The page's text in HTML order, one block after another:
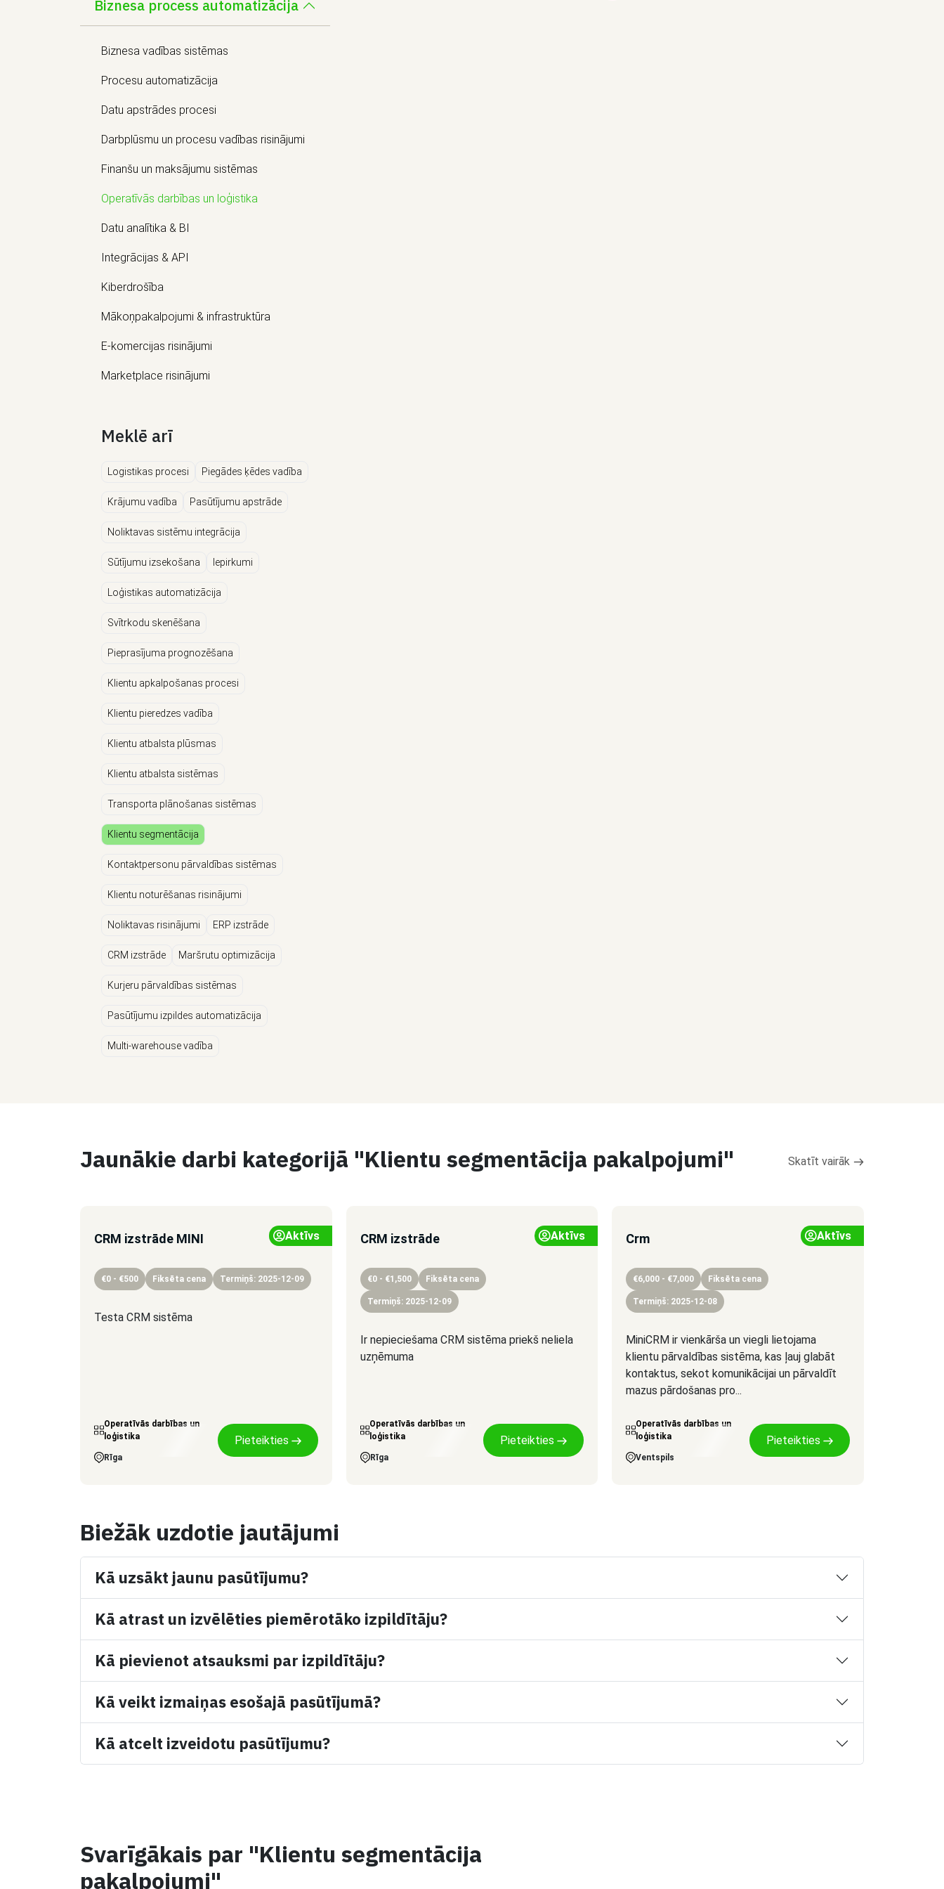
Biznesa process automatizācija
Biznesa vadības sistēmas
Procesu automatizācija
Datu apstrādes procesi
Darbplūsmu un procesu vadības risinājumi
Finanšu un maksājumu sistēmas
Operatīvās darbības un loģistika
Datu analītika & BI
Integrācijas & API
Kiberdrošība
Mākoņpakalpojumi & infrastruktūra
E-komercijas risinājumi
Marketplace risinājumi
Meklē arī
Logistikas procesi Piegādes ķēdes vadība
Krājumu vadība Pasūtījumu apstrāde
Noliktavas sistēmu integrācija
Sūtījumu izsekošana Iepirkumi
Loģistikas automatizācija
Svītrkodu skenēšana
Pieprasījuma prognozēšana
Klientu apkalpošanas procesi
Klientu pieredzes vadība
Klientu atbalsta plūsmas
Klientu atbalsta sistēmas
Transporta plānošanas sistēmas
Klientu segmentācija
Kontaktpersonu pārvaldības sistēmas
Klientu noturēšanas risinājumi
Noliktavas risinājumi ERP izstrāde
CRM izstrāde Maršrutu optimizācija
Kurjeru pārvaldības sistēmas
Pasūtījumu izpildes automatizācija
Multi-warehouse vadība
Jaunākie darbi kategorijā "Klientu segmentācija pakalpojumi" Skatīt vairāk
CRM izstrāde MINI Aktīvs
€0 - €500 Fiksēta cena Termiņš: 2025-12-09
Testa CRM sistēma
Operatīvās darbības un
loģistika
Rīga
Pieteikties
CRM izstrāde Aktīvs
€0 - €1,500 Fiksēta cena
Termiņš: 2025-12-09
Ir nepieciešama CRM sistēma priekš neliela
uzņēmuma
Operatīvās darbības un
loģistika
Rīga
Pieteikties
Crm Aktīvs
€6,000 - €7,000 Fiksēta cena
Termiņš: 2025-12-08
MiniCRM ir vienkārša un viegli lietojama
klientu pārvaldības sistēma, kas ļauj glabāt
kontaktus, sekot komunikācijai un pārvaldīt
mazus pārdošanas pro...
Operatīvās darbības un
loģistika
Ventspils
Pieteikties
Biežāk uzdotie jautājumi
Kā uzsākt jaunu pasūtījumu?
Kā atrast un izvēlēties piemērotāko izpildītāju?
Kā pievienot atsauksmi par izpildītāju?
Kā veikt izmaiņas esošajā pasūtījumā?
Kā atcelt izveidotu pasūtījumu?
Svarīgākais par "Klientu segmentācija
pakalpojumi"